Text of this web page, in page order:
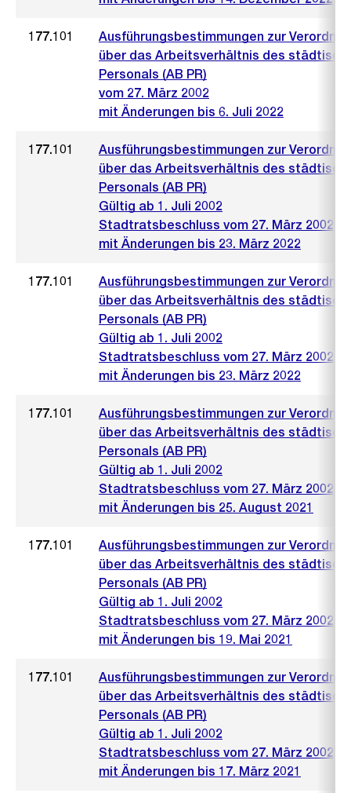
177.101
Ausführungsbestimmungen zur
über das Arbeitsverhältnis des
Personals (AB PR)
vom 27. März 2002
mit Änderungen bis 6. Juli 2022
177.101
Ausführungsbestimmungen zur
über das Arbeitsverhältnis des
Personals (AB PR)
Gültig ab 1. Juli 2002
Stadtratsbeschluss vom 27. März 2002
mit Änderungen bis 23. März 2022
177.101
Ausführungsbestimmungen zur
über das Arbeitsverhältnis des
Personals (AB PR)
Gültig ab 1. Juli 2002
Stadtratsbeschluss vom 27. März 2002
mit Änderungen bis 23. März 2022
177.101
Ausführungsbestimmungen zur
über das Arbeitsverhältnis des
Personals (AB PR)
Gültig ab 1. Juli 2002
Stadtratsbeschluss vom 27. März 2002
mit Änderungen bis 25. August 2021
177.101
Ausführungsbestimmungen zur
über das Arbeitsverhältnis des
Personals (AB PR)
Gültig ab 1. Juli 2002
Stadtratsbeschluss vom 27. März 2002
mit Änderungen bis 19. Mai 2021
177.101
Ausführungsbestimmungen zur
über das Arbeitsverhältnis des
Personals (AB PR)
Gültig ab 1. Juli 2002
Stadtratsbeschluss vom 27. März 2002
mit Änderungen bis 17. März 2021